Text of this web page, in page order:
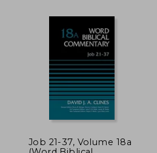
50%
dcto.
Job 21-37, Volume 18a